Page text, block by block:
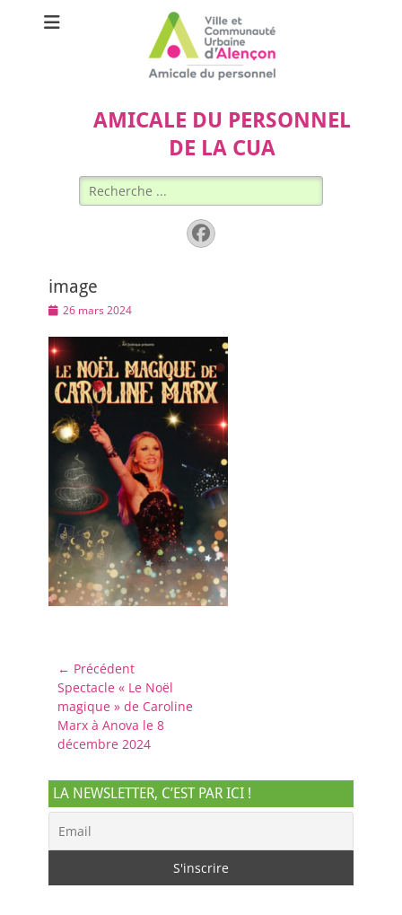
AMICALE DU PERSONNEL
DE LA CUA
Rechercher :
Facebook
image
Posted
26 mars 2024
Navigation
de
l’article
← Précédent
Article
précédent :
Spectacle « Le Noël
magique » de Caroline
Marx à Anova le 8
décembre 2024
LA NEWSLETTER, C’EST PAR ICI !